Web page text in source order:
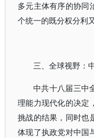
多元主体有序的协同
个统一的既分权分利
三、全球视野：
中共十八届三中
理能力现代化的决定
挑战的结果，同时也
体现了执政党对中国